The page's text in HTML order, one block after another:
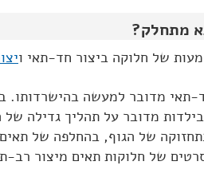
מתחלק?
של חלוקה ביצור חד-תאי ו
תאי מדובר למעשה בהישרדותו.
מדובר על תהליך גדילה
של הגוף, בהחלפה של
של חלוקות תאים מיצור רב-